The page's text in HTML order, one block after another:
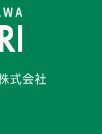
式会社